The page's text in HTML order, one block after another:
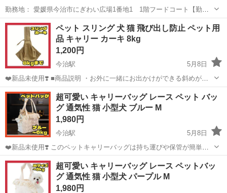
勤務地： 愛媛県今治市にぎわい広場1番地1 1階フードコート【勤務
地】 はなまる イオンモール今治新都市店 愛媛県今治市にぎわい広場1
番地1 1階フードコート 【アクセス】 今治駅より徒歩53分 今治駅 徒
歩53分 週...
愛媛 今治市 今治駅 キッチン
ペット スリング 犬 猫 飛び出し防止 ペット用
品 キャリー カーキ 8kg
1,200円
今治駅
5月8日
❤️新品未使用❣️ ■商品説明 ・お外に一緒にお出かけができる斜めがけ
ペット用スリングです。 ・飼い主の負担を軽減する軽い着心地。 ・両
手フリーでお買い物や家事などが楽です。 ・飛び出し防止のストラッ
プ付きで安心...
愛媛 今治市 今治駅 その他 スリング
超可愛い キャリーバッグ レース ペット バッ
グ 通気性 猫 小型犬 ブルー M
1,980円
今治駅
5月8日
❤️新品未使用❣️ このペットキャリーバッグは持ち運びや保管が簡単
で、ショルダーストラップとハンドルが付いており、旅行に便利なペ
ットキャリーバッグです。 旅行用ペットキャリア：観光、キャンプ、
旅行、旅行に適していま...
愛媛 今治市 今治駅 その他 キャリーバッグ
超可愛い キャリーバッグ レース ペットバッ
グ 通気性 猫 小型犬 パープル M
1,980円